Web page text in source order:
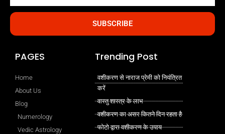
SUBSCRIBE
PAGES
Home
About Us
Blog
Numerology
Vedic Astrology
Trending Post
वशीकरण से नाराज प्रेमी को नियंत्रित
करें
वास्तु शास्त्र के लाभ
वशीकरण का असर कितने दिन रहता है
फोटो द्वारा वशीकरण के उपाय